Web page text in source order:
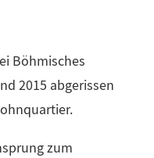
Böhmisches
2015 abgerissen
zum